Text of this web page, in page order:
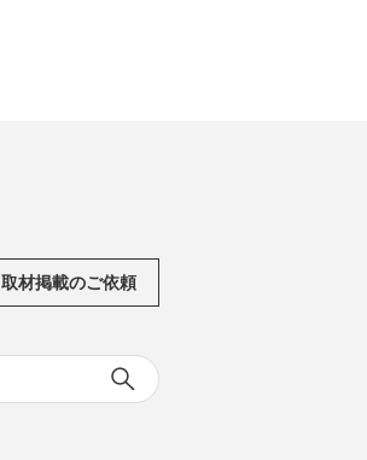
取材掲載のご依頼